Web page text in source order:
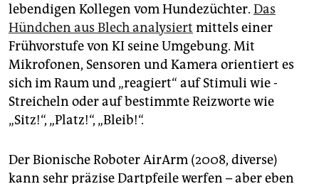
lebendigen Kollegen vom Hundezüchter. Das
Hündchen aus Blech analysiert mittels einer
Frühvorstufe von KI seine Umgebung. Mit
Mikrofonen, Sensoren und Kamera orientiert es
sich im Raum und „reagiert“ auf Stimuli wie ­
Streicheln oder auf bestimmte Reizworte wie
„Sitz!“, „Platz!“, „Bleib!“.
Der Bionische Roboter AirArm (2008, diverse)
kann sehr präzise Dartpfeile werfen – aber eben